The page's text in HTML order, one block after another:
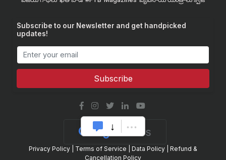
Subscribe to our Newsletter and get handpicked
updates!
Subscribe
Privacy Policy Terms of Service Data Policy
Refund &
Cancellation Policy